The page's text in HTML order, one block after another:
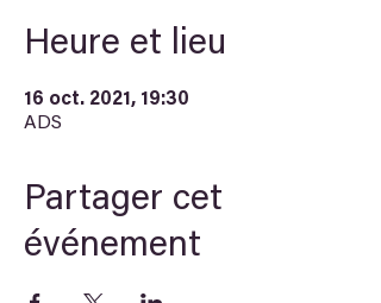
Heure et lieu
16 oct. 2021, 19:30
ADS
Partager cet
événement